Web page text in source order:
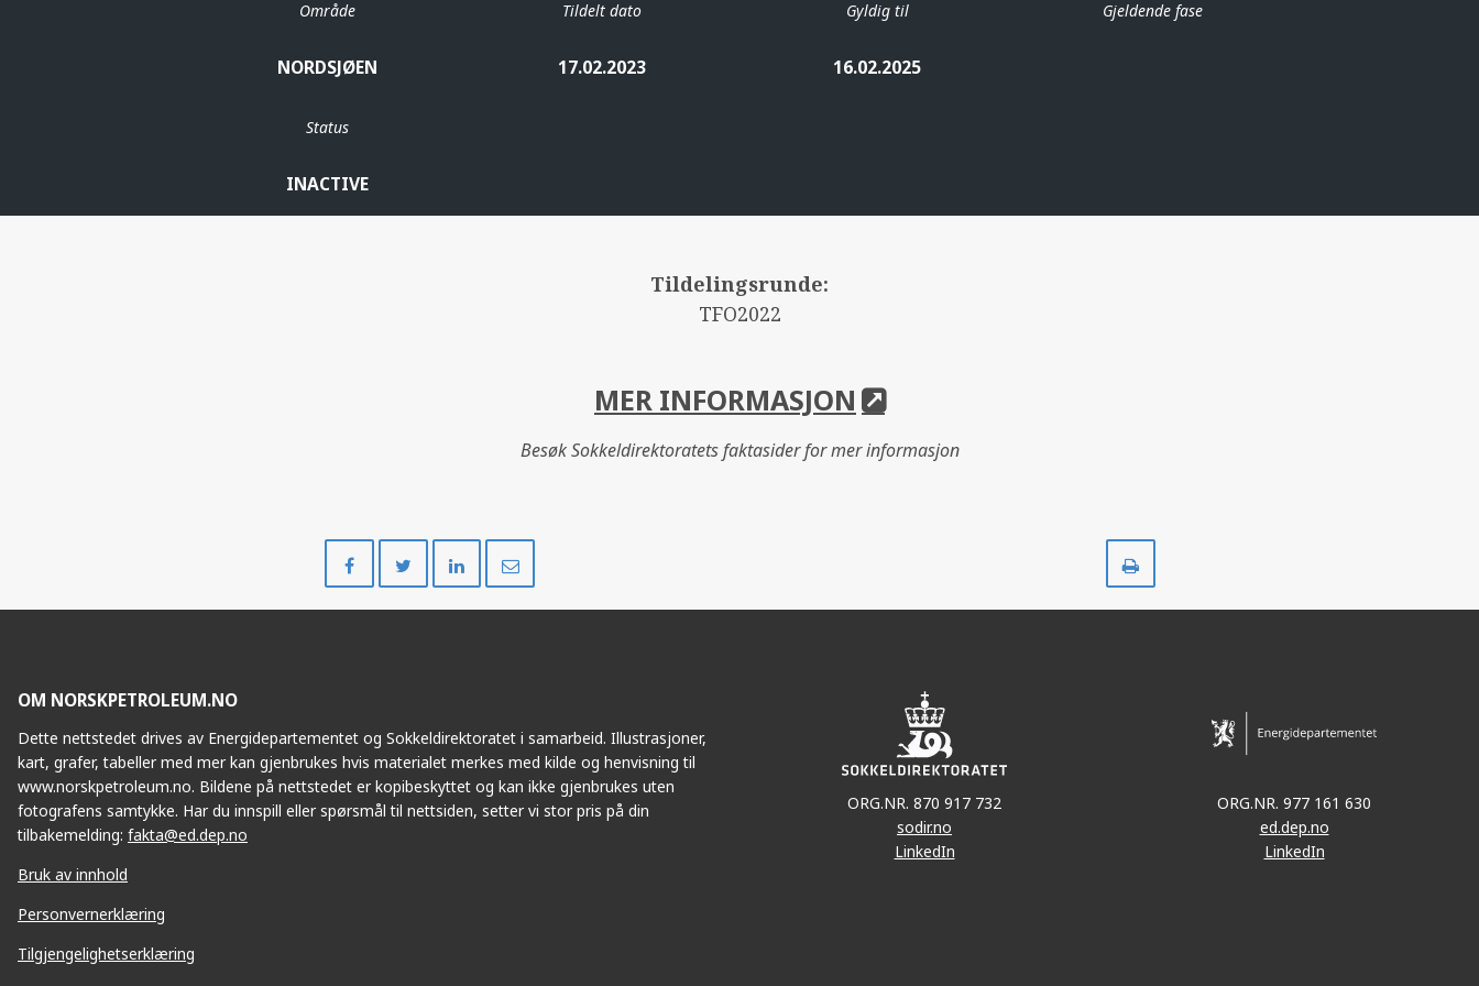
Område
NORDSJØEN
Tildelt dato
17.02.2023
Gyldig til
16.02.2025
Gjeldende fase
Status
INACTIVE
Tildelingsrunde:
TFO2022
MER INFORMASJON
Besøk Sokkeldirektoratets faktasider for mer informasjon
på
på
på
OM NORSKPETROLEUM.NO
Dette nettstedet drives av Energidepartementet og Sokkeldirektoratet i samarbeid. Illustrasjoner,
kart, grafer, tabeller med mer kan gjenbrukes hvis materialet merkes med kilde og henvisning til
www.norskpetroleum.no. Bildene på nettstedet er kopibeskyttet og kan ikke gjenbrukes uten
fotografens samtykke. Har du innspill eller spørsmål til nettsiden, setter vi stor pris på din
tilbakemelding: fakta@ed.dep.no
Bruk av innhold
Personvernerklæring
Tilgjengelighetserklæring
ORG.NR. 870 917 732
sodir.no
LinkedIn
ORG.NR. 977 161 630
ed.dep.no
LinkedIn